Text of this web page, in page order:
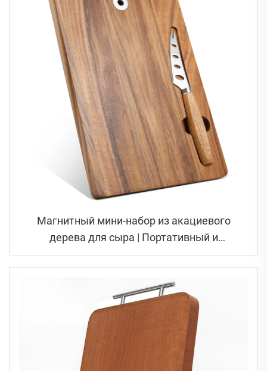
Магнитный мини-набор из акациевого
дерева для сыра | Портативный и
компактный дизайн